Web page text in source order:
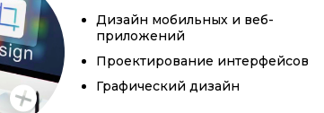
Дизайн мобильных и веб-
приложений
Проектирование интерфейсов
Графический дизайн